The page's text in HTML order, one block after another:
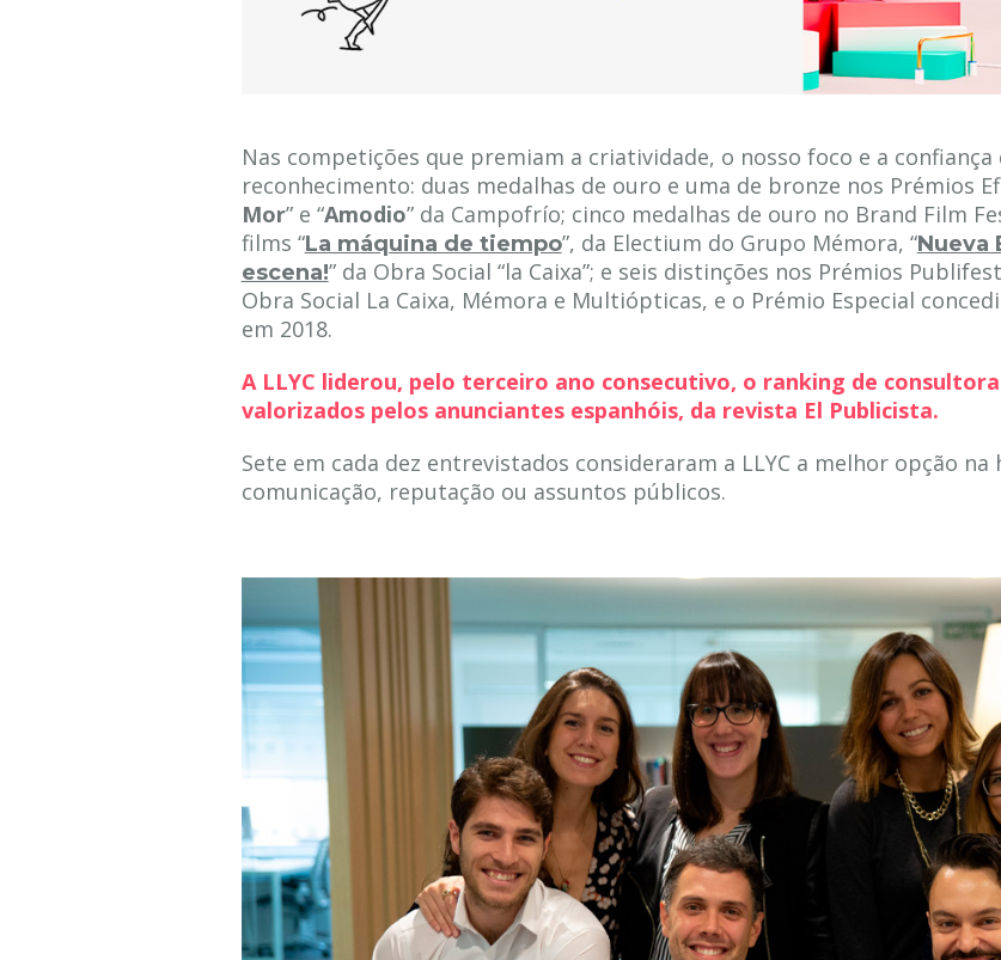
Nas competições que premiam a criatividade, o nosso foco e a
reconhecimento: duas medalhas de ouro e uma de bronze nos Prémios
Mor” e “Amodio” da Campofrío; cinco medalhas de ouro no Brand Film
films “La máquina de tiempo”, da Electium do Grupo Mémora, “Nueva
escena!” da Obra Social “la Caixa”; e seis distinções nos Prémios
Obra Social La Caixa, Mémora e Multiópticas, e o Prémio Especial
em 2018.
A LLYC liderou, pelo terceiro ano consecutivo, o ranking de
valorizados pelos anunciantes espanhóis, da revista El Publicista.
Sete em cada dez entrevistados consideraram a LLYC a melhor opção
comunicação, reputação ou assuntos públicos.